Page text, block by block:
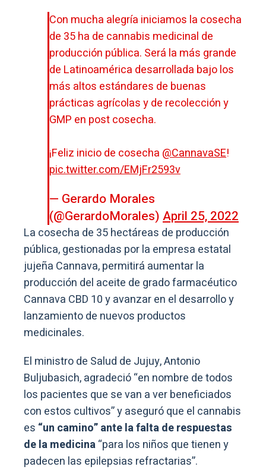
Con mucha alegría iniciamos la cosecha
de 35 ha de cannabis medicinal de
producción pública. Será la más grande
de Latinoamérica desarrollada bajo los
más altos estándares de buenas
prácticas agrícolas y de recolección y
GMP en post cosecha.
¡Feliz inicio de cosecha @CannavaSE!
pic.twitter.com/EMjFr2593v
— Gerardo Morales
(@GerardoMorales)April 25, 2022
La cosecha de 35 hectáreas de producción
pública, gestionadas por la empresa estatal
jujeña Cannava, permitirá aumentar la
producción del aceite de grado farmacéutico
Cannava CBD 10 y avanzar en el desarrollo y
lanzamiento de nuevos productos
medicinales.
El ministro de Salud de Jujuy, Antonio
Buljubasich, agradeció “en nombre de todos
los pacientes que se van a ver beneficiados
con estos cultivos” y aseguró que el cannabis
es “un camino” ante la falta de respuestas
de la medicina“para los niños que tienen y
padecen las epilepsias refractarias”.